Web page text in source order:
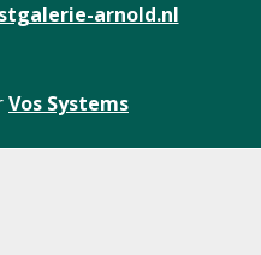
arnold.nl
Vos Systems